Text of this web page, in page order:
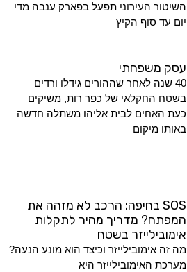
השיטור העירוני תפעל בפארק ענבה מדי
יום עד סוף הקיץ
עסק משפחתי
40 שנה לאחר שההורים גידלו ורדים
בשטח החקלאי של כפר רות, משיקים
כעת האחים לבית אליהו משתלה חדשה
באותו מיקום
SOS בחיפה: הרכב לא מזהה את
המפתח? מדריך מהיר לתקלות
אימובילייזר בשטח
מה זה אימובילייזר וכיצד הוא מונע הנעה?
מערכת האימובילייזר היא